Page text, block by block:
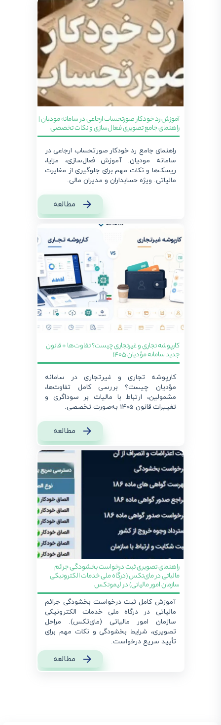
آموزش رد خودکار صورتحساب ارجاعی در سامانه مودیان |
راهنمای جامع تصویری فعال‌سازی و نکات تخصصی
راهنمای جامع رد خودکار صورتحساب ارجاعی در
سامانه مودیان. آموزش فعال‌سازی، مزایا،
ریسک‌ها و نکات مهم برای جلوگیری از مغایرت
مالیاتی. ویژه حسابداران و مدیران مالی.
مطالعه
کارپوشه تجاری و غیرتجاری چیست؟ تفاوت‌ها + قانون
جدید سامانه مؤدیان 1405
کارپوشه تجاری و غیرتجاری در سامانه
مؤدیان چیست؟ بررسی کامل تفاوت‌ها،
مشمولین، ارتباط با مالیات بر سوداگری و
تغییرات قانون 1405 به‌صورت تخصصی.
مطالعه
راهنمای تصویری ثبت درخواست بخشودگی جرائم
مالیاتی در مای‌تکس (درگاه ملی خدمات الکترونیکی
سازمان امور مالیاتی) در لیموتکس
آموزش کامل ثبت درخواست بخشودگی جرائم
مالیاتی در درگاه ملی خدمات الکترونیکی
سازمان امور مالیاتی (مای‌تکس). مراحل
تصویری، شرایط بخشودگی و نکات مهم برای
تأیید سریع درخواست.
مطالعه